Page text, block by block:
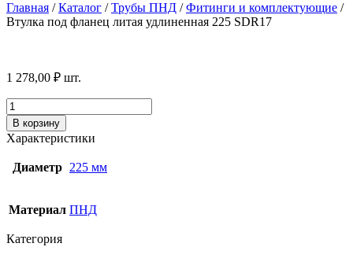
Главная /Каталог /Трубы ПНД /Фитинги и комплектующие /
Втулка под фланец литая удлиненная 225 SDR17
1 278,00 ₽ шт.
Количество
товара
Втулка
под
фланец
литая
225
SDR17
В корзину
Характеристики
Диаметр 225 мм
Материал ПНД
Категория